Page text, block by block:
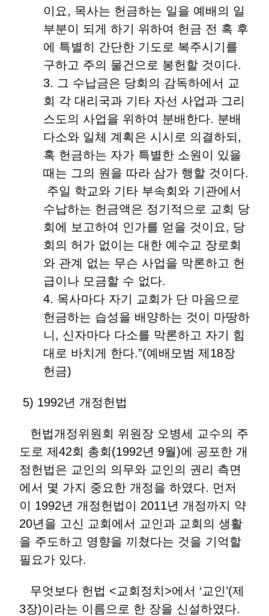
이요, 목사는 헌금하는 일을 예배의 일
부분이 되게 하기 위하여 헌금 전 혹 후
에 특별히 간단한 기도로 복주시기를
구하고 주의 물건으로 봉헌할 것이다.
3. 그 수납금은 당회의 감독하에서 교
회 각 대리국과 기타 자선 사업과 그리
스도의 사업을 위하여 분배한다. 분배
다소와 일체 계획은 시시로 의결하되,
혹 헌금하는 자가 특별한 소원이 있을
때는 그의 원을 따라 삼가 행할 것이다.
주일 학교와 기타 부속회와 기관에서
수납하는 헌금액은 정기적으로 교회 당
회에 보고하여 인가를 얻을 것이요, 당
회의 허가 없이는 대한 예수교 장로회
와 관계 없는 무슨 사업을 막론하고 헌
급이나 모금할 수 없다.
4. 목사마다 자기 교회가 단 마음으로
헌금하는 습성을 배양하는 것이 마땅하
니, 신자마다 다소를 막론하고 자기 힘
대로 바치게 한다.”(예배모범 제18장
헌금)
5) 1992년 개정헌법
헌법개정위원회 위원장 오병세 교수의 주
도로 제42회 총회(1992년 9월)에 공포한 개
정헌법은 교인의 의무와 교인의 권리 측면
에서 몇 가지 중요한 개정을 하였다. 먼저
이 1992년 개정헌법이 2011년 개정까지 약
20년을 고신 교회에서 교인과 교회의 생활
을 주도하고 영향을 끼쳤다는 것을 기억할
필요가 있다.
무엇보다 헌법 <교회정치>에서 ‘교인’(제
3장)이라는 이름으로 한 장을 신설하였다.